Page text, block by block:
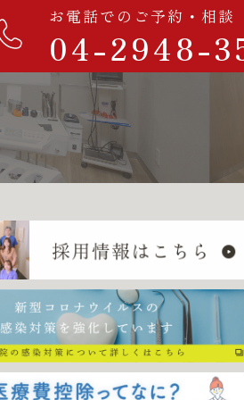
お電話でのご予約・相談
04-2948-